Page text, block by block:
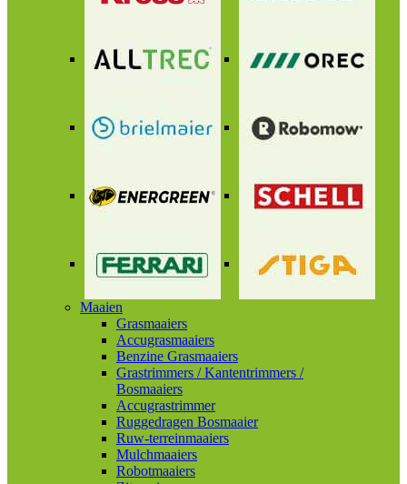
Maaien
Grasmaaiers
Accugrasmaaiers
Benzine Grasmaaiers
Grastrimmers / Kantentrimmers /
Bosmaaiers
Accugrastrimmer
Ruggedragen Bosmaaier
Ruw-terreinmaaiers
Mulchmaaiers
Robotmaaiers